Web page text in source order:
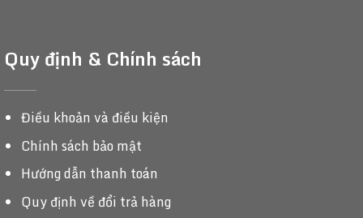
Quy định & Chính sách
Điều khoản và điều kiện
Chính sách bảo mật
Hướng dẫn thanh toán
Quy định về đổi trả hàng